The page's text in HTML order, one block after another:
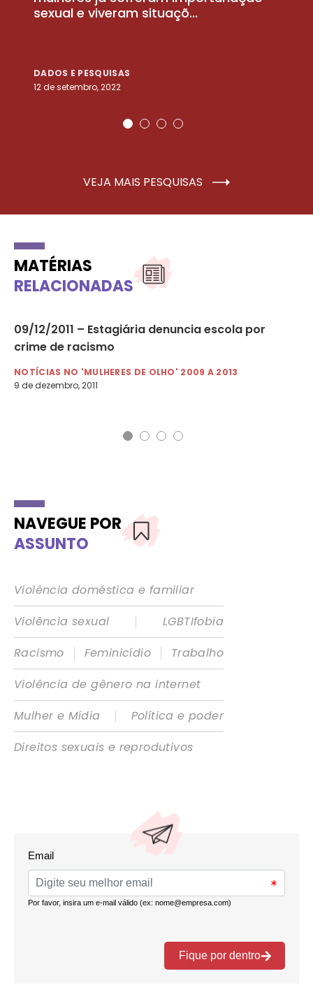
sexual e viveram situaçõ...
DADOS E PESQUISAS
12 de setembro, 2022
VEJA MAIS PESQUISAS
MATÉRIAS
RELACIONADAS
09/12/2011 – Estagiária denuncia escola por
crime de racismo
NOTÍCIAS NO 'MULHERES DE OLHO' 2009 A 2013
9 de dezembro, 2011
NAVEGUE POR
ASSUNTO
Violência doméstica e familiar
Violência sexual
|
LGBTIfobia
Racismo
| Feminicídio |
Trabalho
Violência de gênero na internet
Mulher e Mídia
|
Política e poder
Direitos sexuais e reprodutivos